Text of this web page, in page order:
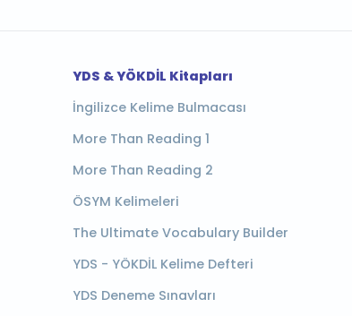
YDS & YÖKDİL Kitapları
İngilizce Kelime Bulmacası
More Than Reading 1
More Than Reading 2
ÖSYM Kelimeleri
The Ultimate Vocabulary Builder
YDS - YÖKDİL Kelime Defteri
YDS Deneme Sınavları